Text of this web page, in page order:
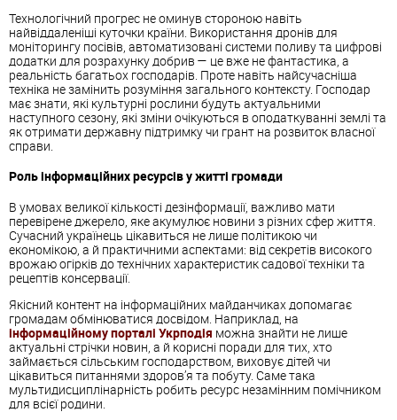
Технологічний прогрес не оминув стороною навіть
найвіддаленіші куточки країни. Використання дронів для
моніторингу посівів, автоматизовані системи поливу та цифрові
додатки для розрахунку добрив — це вже не фантастика, а
реальність багатьох господарів. Проте навіть найсучасніша
техніка не замінить розуміння загального контексту. Господар
має знати, які культурні рослини будуть актуальними
наступного сезону, які зміни очікуються в оподаткуванні землі та
як отримати державну підтримку чи грант на розвиток власної
справи.
Роль інформаційних ресурсів у житті громади
В умовах великої кількості дезінформації, важливо мати
перевірене джерело, яке акумулює новини з різних сфер життя.
Сучасний українець цікавиться не лише політикою чи
економікою, а й практичними аспектами: від секретів високого
врожаю огірків до технічних характеристик садової техніки та
рецептів консервації.
Якісний контент на інформаційних майданчиках допомагає
громадам обмінюватися досвідом. Наприклад, на
інформаційному порталі Укрподія можна знайти не лише
актуальні стрічки новин, а й корисні поради для тих, хто
займається сільським господарством, виховує дітей чи
цікавиться питаннями здоров’я та побуту. Саме така
мультидисциплінарність робить ресурс незамінним помічником
для всієї родини.